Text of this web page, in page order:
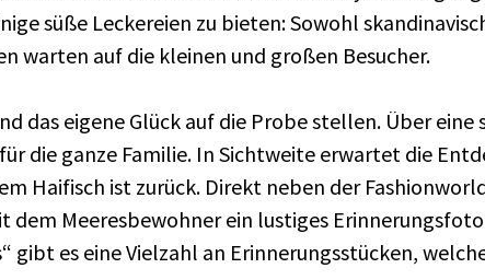
süße Leckereien zu bieten: Sowohl
warten auf die kleinen und großen Besucher.
das eigene Glück auf die Probe stellen. Über eine
die ganze Familie. In Sichtweite erwartet die
Haifisch ist zurück. Direkt neben der
dem Meeresbewohner ein lustiges
gibt es eine Vielzahl an Erinnerungsstücken,